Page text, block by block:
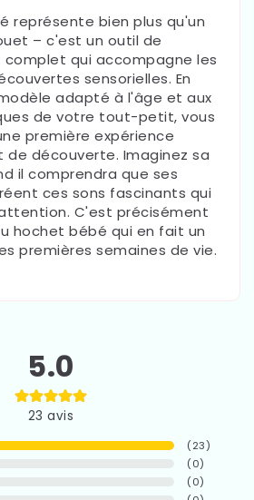
représente bien plus qu'un
– c'est un outil de
qui accompagne les
sensorielles. En
adapté à l'âge et aux
de votre tout-petit, vous
première expérience
découverte. Imaginez sa
il comprendra que ses
ces sons fascinants qui
C'est précisément
hochet bébé qui en fait un
premières semaines de vie.
5.0
23 avis
(23)
(0)
(0)